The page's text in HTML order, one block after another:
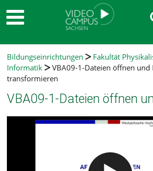
Bildungseinrichtungen
Fakultät
Informatik
VBA09-1-Dateien öffnen und
transformieren